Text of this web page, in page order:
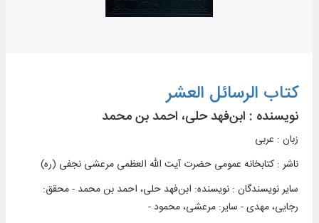
کتاب الرسائل العشر
نویسنده : ابن‌فهد حلی، احمد بن محمد
زبان : عربی
ناشر : کتابخانه عمومی حضرت آيت الله العظمی مرعشی نجفی (ره)
سایر نویسندگان : نویسنده: ابن‌فهد حلی، احمد بن محمد - محقق:
رجایی، مهدی - سایر: مرعشی، محمود -